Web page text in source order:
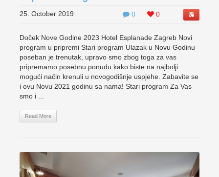
0 0
25. October 2019
Doček Nove Godine 2023 Hotel Esplanade Zagreb Novi
program u pripremi Stari program Ulazak u Novu Godinu
poseban je trenutak, upravo smo zbog toga za vas
pripremamo posebnu ponudu kako biste na najbolji
mogući način krenuli u novogodišnje uspjehe. Zabavite se
i ovu Novu 2021 godinu sa nama! Stari program Za Vas
smo i ...
Read More